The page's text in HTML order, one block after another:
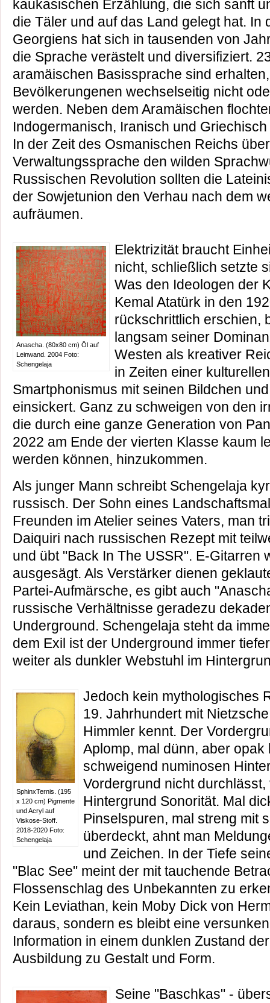
kaukasischen Erzählung, die sich sanft
die Täler und auf das Land gelegt hat. In
Georgiens hat sich in tausenden von
die Sprache verästelt und diversifiziert.
aramäischen Basissprache sind
Bevölkerungenen wechselseitig nicht
werden. Neben dem Aramäischen
Indogermanisch, Iranisch und
In der Zeit des Osmanischen Reichs
Verwaltungssprache den wilden
Russischen Revolution sollten die
der Sowjetunion den Verhau nach dem
aufräumen.
Anascha. (80x80 cm) Öl auf
Leinwand. 2004 Foto:
Schengelaja
Elektrizität braucht
nicht, schließlich setzte
Was den Ideologen der
Kemal Atatürk in den
rückschrittlich erschien,
langsam seiner
Westen als kreativer
in Zeiten einer
Smartphonismus mit seinen Bildchen
einsickert. Ganz zu schweigen von den
die durch eine ganze Generation von
2022 am Ende der vierten Klasse kaum
werden können, hinzukommen.
Als junger Mann schreibt Schengelaja
russisch. Der Sohn eines
Freunden im Atelier seines Vaters, man
Daiquiri nach russischen Rezept mit
und übt "Back In The USSR". E-Gitarren
ausgesägt. Als Verstärker dienen
Partei-Aufmärsche, es gibt auch
russische Verhältnisse geradezu
Underground. Schengelaja steht da
dem Exil ist der Underground immer
weiter als dunkler Webstuhl im
SphinxTernis. (195
x 120 cm) Pigmente
und Acryl auf
Viskose-Stoff.
2018-2020 Foto:
Schengelaja
Jedoch kein mythologisches
19. Jahrhundert mit
Himmler kennt. Der
Aplomp, mal dünn, aber
schweigend numinosen
Vordergrund nicht durchlässt,
Hintergrund Sonorität. Mal
Pinselspuren, mal streng mit
überdeckt, ahnt man
und Zeichen. In der Tiefe
"Blac See" meint der mit tauchende
Flossenschlag des Unbekannten zu
Kein Leviathan, kein Moby Dick von
daraus, sondern es bleibt eine
Information in einem dunklen Zustand
Ausbildung zu Gestalt und Form.
Seine "Baschkas" -